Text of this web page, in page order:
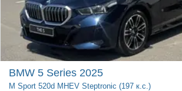
BMW 5 Series 2025
M Sport 520d MHEV Steptronic (197 к.с.)